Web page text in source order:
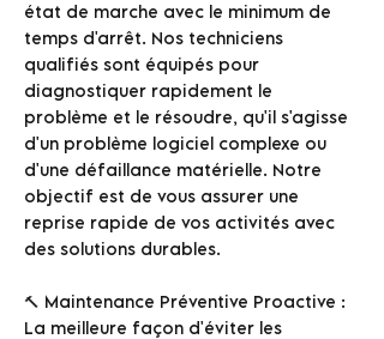
état de marche avec le minimum de
temps d'arrêt. Nos techniciens
qualifiés sont équipés pour
diagnostiquer rapidement le
problème et le résoudre, qu'il s'agisse
d'un problème logiciel complexe ou
d'une défaillance matérielle. Notre
objectif est de vous assurer une
reprise rapide de vos activités avec
des solutions durables.
🔨 Maintenance Préventive Proactive :
La meilleure façon d'éviter les